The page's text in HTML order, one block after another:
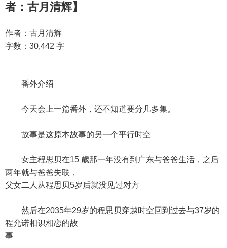
者：古月清辉】
作者：古月清辉
字数：30,442 字
番外介绍
今天会上一篇番外，还不知道要分几多集。
故事是这原本故事的另一个平行时空
女主程思贝在15 歳那一年没有到广东与爸爸生活，之后
两年就与爸爸失联，
父女二人从程思贝5岁后就没见过对方
然后在2035年29岁的程思贝穿越时空回到过去与37岁的
程允诺相识相恋的故
事